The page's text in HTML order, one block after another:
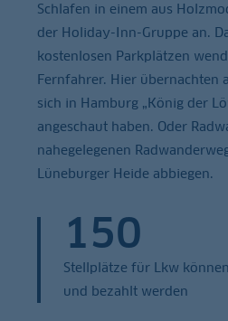
Schlafen in einem aus
der Holiday-Inn-Gruppe an.
kostenlosen Parkplätzen
Fernfahrer. Hier übernachten
sich in Hamburg „König der
angeschaut haben. Oder
nahegelegenen
Lüneburger Heide abbiegen.
150
Stellplätze für Lkw
und bezahlt werden